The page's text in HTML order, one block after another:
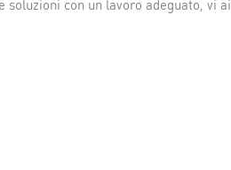
soluzioni con un lavoro adeguato, vi